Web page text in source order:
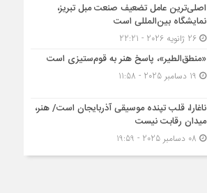
اصلی‌ترین عامل تضعیف صنعت مبل تبریز،
نمایشگاه بین‌المللی است
26 ژانویه 2026 - 22:21
«منطق‌الطیر»، پاسخ هنر به قوم‌ستیزی است
ناغارا، قلب تپنده موسیقی آذربایجان است/ هنر،
میدان رقابت نیست